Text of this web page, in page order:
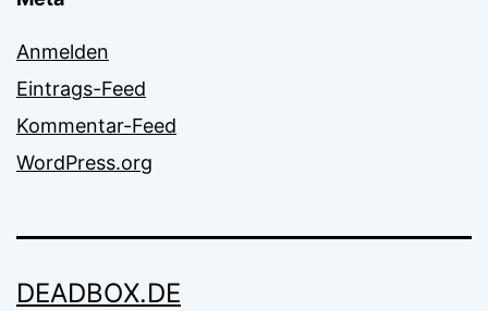
Anmelden
Eintrags-Feed
Kommentar-Feed
WordPress.org
DEADBOX.DE